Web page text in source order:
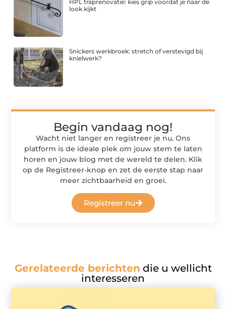
HPL traprenovatie: kies grip voordat je naar de
look kijkt
Snickers werkbroek: stretch of verstevigd bij
knielwerk?
Begin vandaag nog!
Wacht niet langer en registreer je nu. Ons
platform is de ideale plek om jouw stem te laten
horen en jouw blog met de wereld te delen. Klik
op de Registreer-knop en zet de eerste stap naar
meer zichtbaarheid en groei.
Registreer nu
Gerelateerde berichten die u wellicht
interesseren